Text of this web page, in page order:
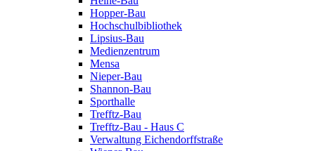
Hopper-Bau
Hochschulbibliothek
Lipsius-Bau
Medienzentrum
Mensa
Nieper-Bau
Shannon-Bau
Sporthalle
Trefftz-Bau
Trefftz-Bau - Haus C
Verwaltung Eichendorffstraße